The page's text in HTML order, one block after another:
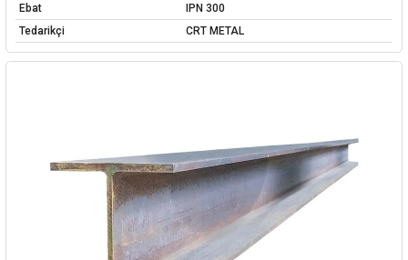
Ebat
IPN 300
Tedarikçi
CRT METAL